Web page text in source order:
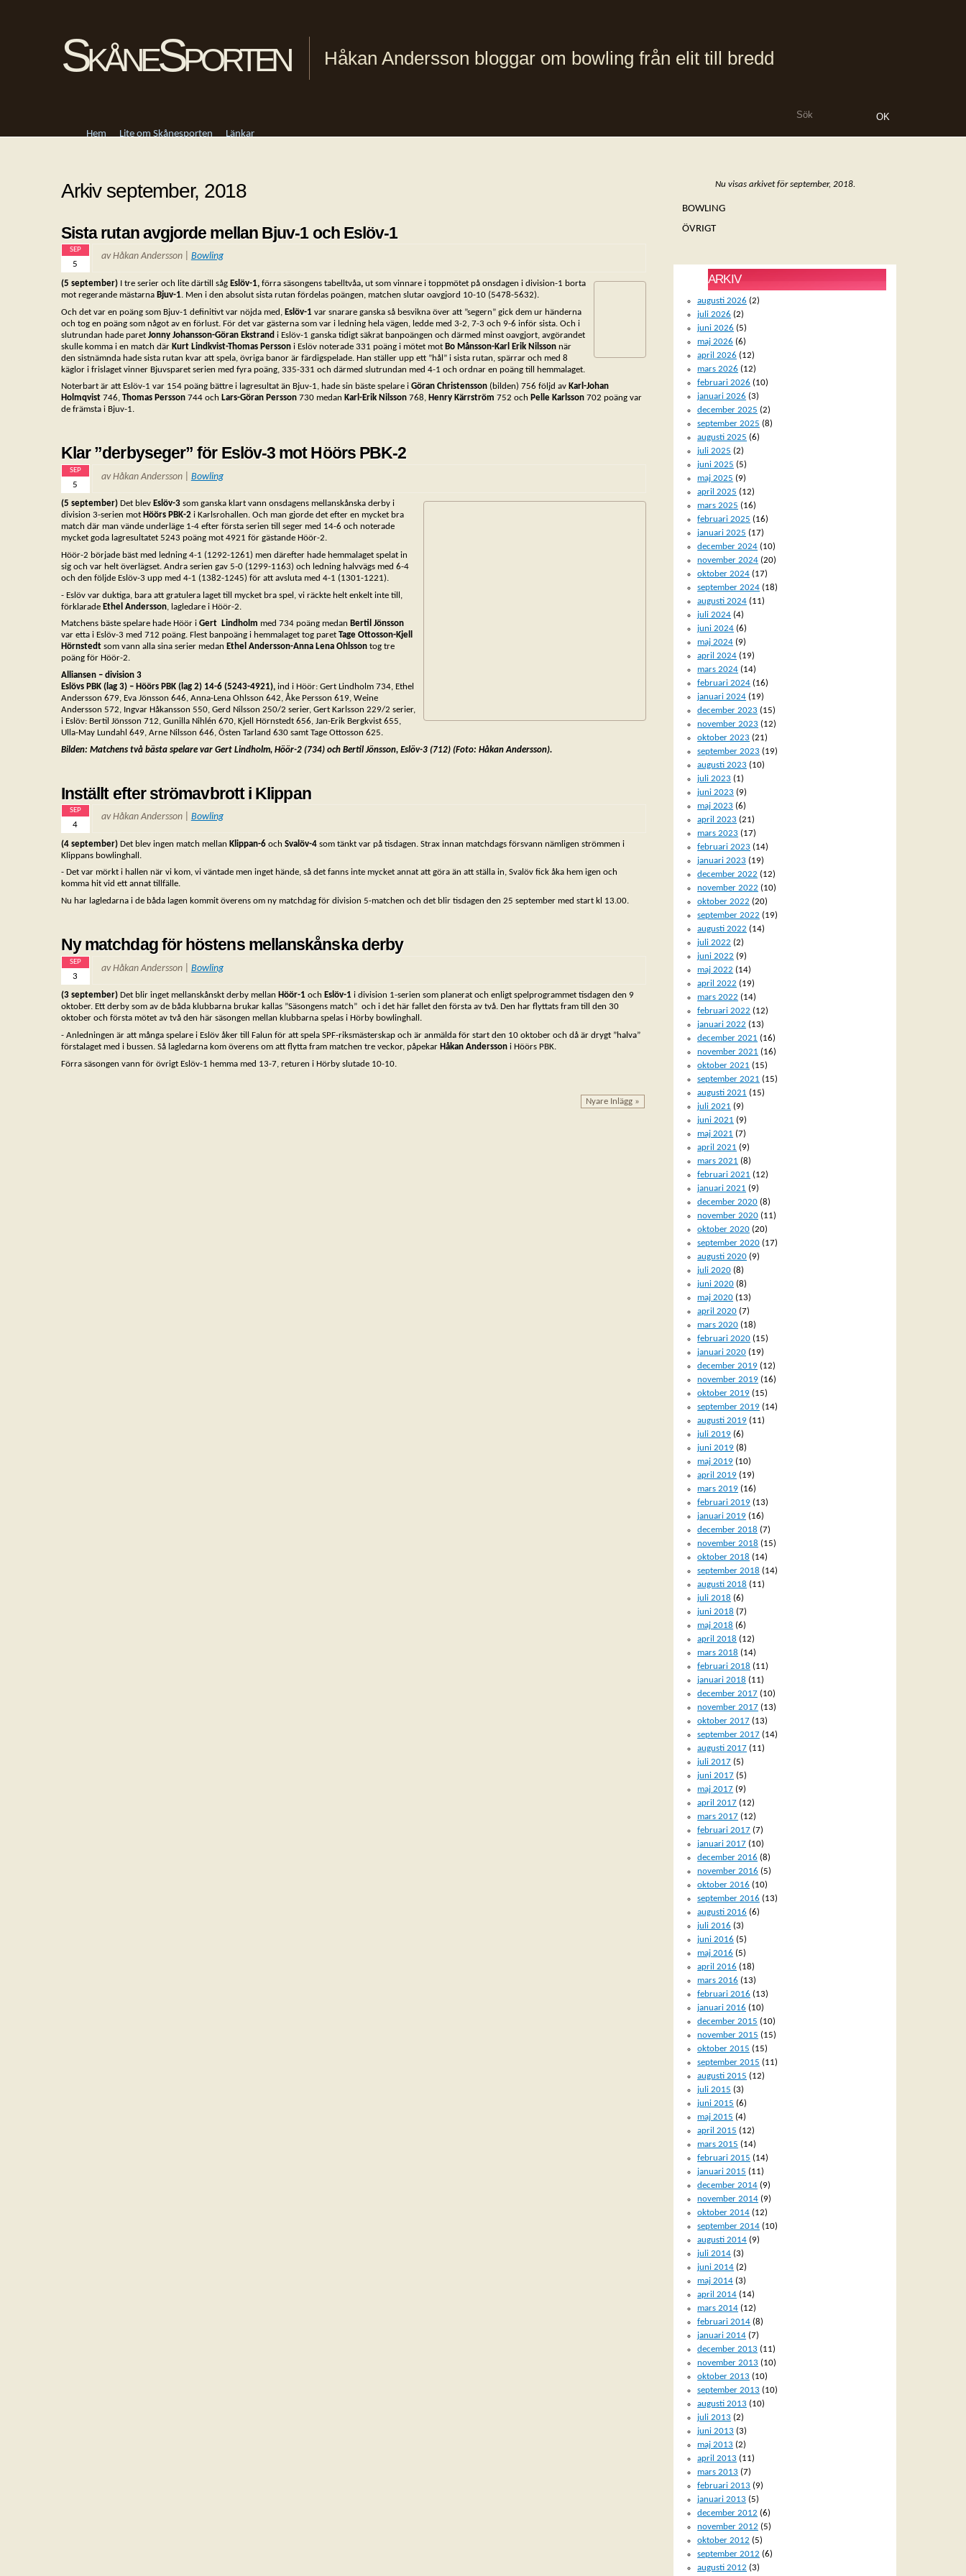
SkåneSporten Håkan Andersson bloggar om bowling från elit till bredd
Hem Lite om Skånesporten Länkar
Arkiv september, 2018
Sista rutan avgjorde mellan Bjuv-1 och Eslöv-1
SEP
5
av Håkan Andersson | Bowling
(5 september)I tre serier och lite därtill såg Eslöv-1, förra säsongens tabelltvåa, ut som vinnare i toppmötet på onsdagen i division-1 borta
mot regerande mästarnaBjuv-1. Men i den absolut sista rutan fördelas poängen, matchen slutar oavgjord 10-10 (5478-5632).
Och det var en poäng som Bjuv-1 definitivt var nöjda med,
Eslöv-1 var snarare ganska så besvikna över att ”segern” gick dem ur händerna
och tog en poäng som något av en förlust. För det var gästerna som var i ledning hela vägen, ledde med 3-2, 7-3 och 9-6 inför sista. Och i
slutrundan hade paret Jonny Johansson-Göran Ekstrand i Eslöv-1 ganska tidigt säkrat banpoängen och därmed minst oavgjort, avgörandet
skulle komma i en match där Kurt Lindkvist-Thomas Perssoni Eslöv noterade 331 poäng i mötet mot Bo Månsson-Karl Erik Nilsson när
den sistnämnda hade sista rutan kvar att spela, övriga banor är färdigspelade. Han ställer upp ett ”hål” i sista rutan, spärrar och med 8
käglor i frislaget vinner Bjuvsparet serien med fyra poäng, 335-331 och därmed slutrundan med 4-1 och ordnar en poäng till hemmalaget.
Noterbart är att Eslöv-1 var 154 poäng bättre i lagresultat än Bjuv-1, hade sin bäste spelare i Göran Christensson(bilden) 756 följd av Karl-Johan
Holmqvist 746, Thomas Persson744 och Lars-Göran Persson730 medan Karl-Erik Nilsson768, Henry Kärrström 752 och Pelle Karlsson702 poäng var
de främsta i Bjuv-1.
Klar ”derbyseger” för Eslöv-3 mot Höörs PBK-2
SEP
5
av Håkan Andersson | Bowling
(5 september) Det blev Eslöv-3som ganska klart vann onsdagens mellanskånska derby i
division 3-serien mot Höörs PBK-2i Karlsrohallen. Och man gjorde det efter en mycket bra
match där man vände underläge 1-4 efter första serien till seger med 14-6 och noterade
mycket goda lagresultatet 5243 poäng mot 4921 för gästande Höör-2.
Höör-2 började bäst med ledning 4-1 (1292-1261) men därefter hade hemmalaget spelat in
sig och var helt överlägset. Andra serien gav 5-0 (1299-1163) och ledning halvvägs med 6-4
och den följde Eslöv-3 upp med 4-1 (1382-1245) för att avsluta med 4-1 (1301-1221).
- Eslöv var duktiga, bara att gratulera laget till mycket bra spel, vi räckte helt enkelt inte till,
förklaradeEthel Andersson, lagledare i Höör-2.
Matchens bäste spelare hade Höör i Gert Lindholm med 734 poäng medan Bertil Jönsson
var etta i Eslöv-3 med 712 poäng. Flest banpoäng i hemmalaget tog paret Tage Ottosson-Kjell
Hörnstedt som vann alla sina serier medan Ethel Andersson-Anna Lena Ohlsson tog tre
poäng för Höör-2.
Alliansen – division 3
Eslövs PBK (lag 3) – Höörs PBK (lag 2) 14-6 (5243-4921),ind i Höör: Gert Lindholm 734, Ethel
Andersson 679, Eva Jönsson 646, Anna-Lena Ohlsson 642, Åke Persson 619, Weine
Andersson 572, Ingvar Håkansson 550, Gerd Nilsson 250/2 serier, Gert Karlsson 229/2 serier,
i Eslöv: Bertil Jönsson 712, Gunilla Nihlén 670, Kjell Hörnstedt 656, Jan-Erik Bergkvist 655,
Ulla-May Lundahl 649, Arne Nilsson 646, Östen Tarland 630 samt Tage Ottosson 625.
Bilden: Matchens två bästa spelare var Gert Lindholm, Höör-2 (734) och Bertil Jönsson, Eslöv-3 (712) (Foto: Håkan Andersson).
Inställt efter strömavbrott i Klippan
SEP
4
av Håkan Andersson | Bowling
(4 september)Det blev ingen match mellan Klippan-6 och Svalöv-4som tänkt var på tisdagen. Strax innan matchdags försvann nämligen strömmen i
Klippans bowlinghall.
- Det var mörkt i hallen när vi kom, vi väntade men inget hände, så det fanns inte mycket annat att göra än att ställa in, Svalöv fick åka hem igen och
komma hit vid ett annat tillfälle.
Nu har lagledarna i de båda lagen kommit överens om ny matchdag för division 5-matchen och det blir tisdagen den 25 september med start kl 13.00.
Ny matchdag för höstens mellanskånska derby
SEP
3
av Håkan Andersson | Bowling
(3 september) Det blir inget mellanskånskt derby mellan Höör-1 och Eslöv-1 i division 1-serien som planerat och enligt spelprogrammet tisdagen den 9
oktober. Ett derby som av de båda klubbarna brukar kallas ”Säsongens match” och i det här fallet den första av två. Den har flyttats fram till den 30
oktober och första mötet av två den här säsongen mellan klubbarna spelas i Hörby bowlinghall.
- Anledningen är att många spelare i Eslöv åker till Falun för att spela SPF-riksmästerskap och är anmälda för start den 10 oktober och då är drygt ”halva”
förstalaget med i bussen. Så lagledarna kom överens om att flytta fram matchen tre veckor, påpekarHåkan Anderssoni Höörs PBK.
Förra säsongen vann för övrigt Eslöv-1 hemma med 13-7, returen i Hörby slutade 10-10.
Nyare Inlägg »
Nu visas arkivet för september, 2018.
BOWLING
ÖVRIGT
ARKIV
augusti 2026 (2)
juli 2026 (2)
juni 2026 (5)
maj 2026 (6)
april 2026 (12)
mars 2026 (12)
februari 2026 (10)
januari 2026 (3)
december 2025 (2)
september 2025 (8)
augusti 2025 (6)
juli 2025 (2)
juni 2025 (5)
maj 2025 (9)
april 2025 (12)
mars 2025 (16)
februari 2025 (16)
januari 2025 (17)
december 2024 (10)
november 2024 (20)
oktober 2024 (17)
september 2024 (18)
augusti 2024 (11)
juli 2024 (4)
juni 2024 (6)
maj 2024 (9)
april 2024 (19)
mars 2024 (14)
februari 2024 (16)
januari 2024 (19)
december 2023 (15)
november 2023 (12)
oktober 2023 (21)
september 2023 (19)
augusti 2023 (10)
juli 2023 (1)
juni 2023 (9)
maj 2023 (6)
april 2023 (21)
mars 2023 (17)
februari 2023 (14)
januari 2023 (19)
december 2022 (12)
november 2022 (10)
oktober 2022 (20)
september 2022 (19)
augusti 2022 (14)
juli 2022 (2)
juni 2022 (9)
maj 2022 (14)
april 2022 (19)
mars 2022 (14)
februari 2022 (12)
januari 2022 (13)
december 2021 (16)
november 2021 (16)
oktober 2021 (15)
september 2021 (15)
augusti 2021 (15)
juli 2021 (9)
juni 2021 (9)
maj 2021 (7)
april 2021 (9)
mars 2021 (8)
februari 2021 (12)
januari 2021 (9)
december 2020 (8)
november 2020 (11)
oktober 2020 (20)
september 2020 (17)
augusti 2020 (9)
juli 2020 (8)
juni 2020 (8)
maj 2020 (13)
april 2020 (7)
mars 2020 (18)
februari 2020 (15)
januari 2020 (19)
december 2019 (12)
november 2019 (16)
oktober 2019 (15)
september 2019 (14)
augusti 2019 (11)
juli 2019 (6)
juni 2019 (8)
maj 2019 (10)
april 2019 (19)
mars 2019 (16)
februari 2019 (13)
januari 2019 (16)
december 2018 (7)
november 2018 (15)
oktober 2018 (14)
september 2018 (14)
augusti 2018 (11)
juli 2018 (6)
juni 2018 (7)
maj 2018 (6)
april 2018 (12)
mars 2018 (14)
februari 2018 (11)
januari 2018 (11)
december 2017 (10)
november 2017 (13)
oktober 2017 (13)
september 2017 (14)
augusti 2017 (11)
juli 2017 (5)
juni 2017 (5)
maj 2017 (9)
april 2017 (12)
mars 2017 (12)
februari 2017 (7)
januari 2017 (10)
december 2016 (8)
november 2016 (5)
oktober 2016 (10)
september 2016 (13)
augusti 2016 (6)
juli 2016 (3)
juni 2016 (5)
maj 2016 (5)
april 2016 (18)
mars 2016 (13)
februari 2016 (13)
januari 2016 (10)
december 2015 (10)
november 2015 (15)
oktober 2015 (15)
september 2015 (11)
augusti 2015 (12)
juli 2015 (3)
juni 2015 (6)
maj 2015 (4)
april 2015 (12)
mars 2015 (14)
februari 2015 (14)
januari 2015 (11)
december 2014 (9)
november 2014 (9)
oktober 2014 (12)
september 2014 (10)
augusti 2014 (9)
juli 2014 (3)
juni 2014 (2)
maj 2014 (3)
april 2014 (14)
mars 2014 (12)
februari 2014 (8)
januari 2014 (7)
december 2013 (11)
november 2013 (10)
oktober 2013 (10)
september 2013 (10)
augusti 2013 (10)
juli 2013 (2)
juni 2013 (3)
maj 2013 (2)
april 2013 (11)
mars 2013 (7)
februari 2013 (9)
januari 2013 (5)
december 2012 (6)
november 2012 (5)
oktober 2012 (5)
september 2012 (6)
augusti 2012 (3)